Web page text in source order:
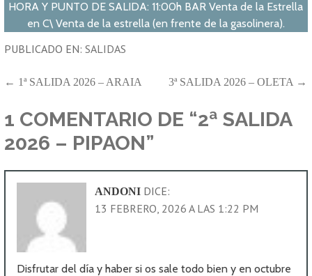
HORA Y PUNTO DE SALIDA: 11:00h BAR Venta de la Estrella
en C\ Venta de la estrella (en frente de la gasolinera).
PUBLICADO EN:SALIDAS
NAVEGACIÓN
DE
ENTRADAS
← 1ª SALIDA 2026 – ARAIA 3ª SALIDA 2026 – OLETA →
1 COMENTARIO DE “2ª SALIDA
2026 – PIPAON”
ANDONI DICE:
13 FEBRERO, 2026 A LAS 1:22 PM
Disfrutar del día y haber si os sale todo bien y en octubre